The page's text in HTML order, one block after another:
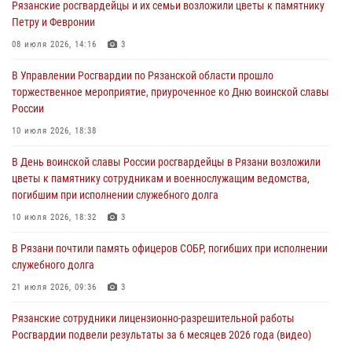
Офицер вневедомственной охраны в эфире «Радио России - Рязань»
рассказал о службе во вневедомственной охране
23 июля 2026, 09:02
В Рязани почтили память офицеров СОБР, погибших при исполнении
служебного долга
Росгвардии подвели результаты за 6 месяцев 2026 года (видео)
17 июля 2026, 14:52 1
Вневедомственная охрана подвела итоги деятельности
Рязанские росгвардейцы и их семьи возложили цветы к памятнику
Петру и Февронии
08 июля 2026, 14:16 3
В Управлении Росгвардии по Рязанской области прошло
торжественное мероприятие, приуроченное ко Дню воинской славы
России
10 июля 2026, 18:38
В День воинской славы России росгвардейцы в Рязани возложили
цветы к памятнику сотрудникам и военнослужащим ведомства,
погибшим при исполнении служебного долга
10 июля 2026, 18:32 3
В Рязани почтили память офицеров СОБР, погибших при исполнении
служебного долга
21 июля 2026, 09:36 3
Рязанские сотрудники лицензионно-разрешительной работы
Росгвардии подвели результаты за 6 месяцев 2026 года (видео)